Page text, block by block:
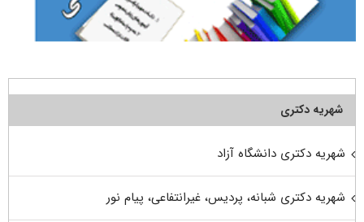
شهریه دکتری
شهریه دکتری دانشگاه آزاد
شهریه دکتری شبانه، پردیس، غیرانتفاعی، پیام نور